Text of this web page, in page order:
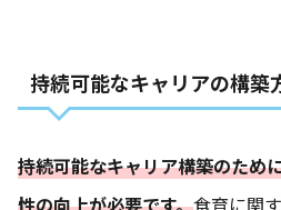
持続可能なキャリアの構築
持続可能なキャリア構築のため
性の向上が必要です。食育に関